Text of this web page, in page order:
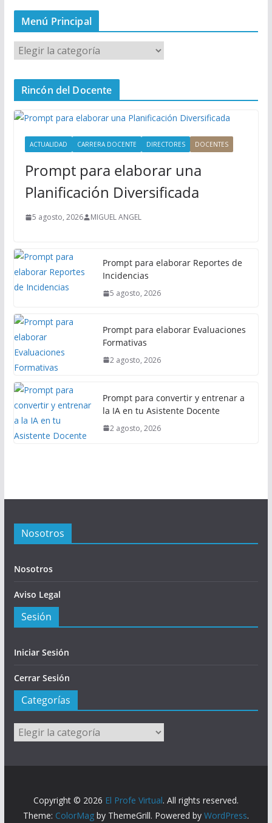
Menú Principal
M
e
n
P
Rincón del Docente
ACTUALIDAD CARRERA DOCENTE DIRECTORES DOCENTES
Prompt para elaborar una
Planificación Diversificada
5 agosto, 2026 MIGUEL ANGEL
Prompt para elaborar Reportes de
Incidencias
5 agosto, 2026
Prompt para elaborar Evaluaciones
Formativas
2 agosto, 2026
Prompt para convertir y entrenar a
la IA en tu Asistente Docente
2 agosto, 2026
Nosotros
Nosotros
Aviso Legal
Sesión
Iniciar Sesión
Cerrar Sesión
Categorías
Categorías
Copyright © 2026 El Profe Virtual. All rights reserved.
Theme: ColorMagby ThemeGrill. Powered by WordPress.